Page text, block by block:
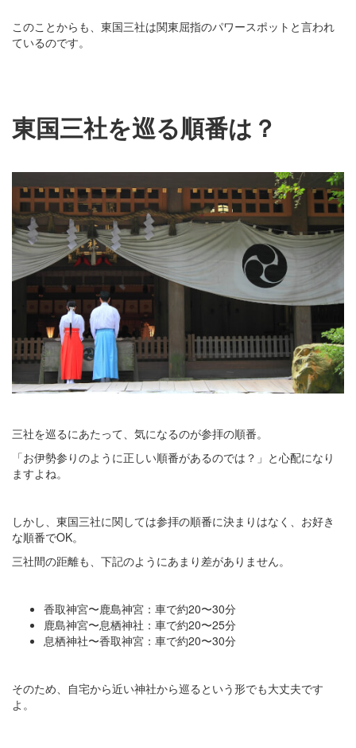
このことからも、東国三社は関東屈指のパワースポットと言われ
ているのです。
東国三社を巡る順番は？
三社を巡るにあたって、気になるのが参拝の順番。
「お伊勢参りのように正しい順番があるのでは？」と心配になり
ますよね。
しかし、東国三社に関しては参拝の順番に決まりはなく、お好き
な順番でOK。
三社間の距離も、下記のようにあまり差がありません。
香取神宮〜鹿島神宮：車で約20〜30分
鹿島神宮〜息栖神社：車で約20〜25分
息栖神社〜香取神宮：車で約20〜30分
そのため、自宅から近い神社から巡るという形でも大丈夫です
よ。